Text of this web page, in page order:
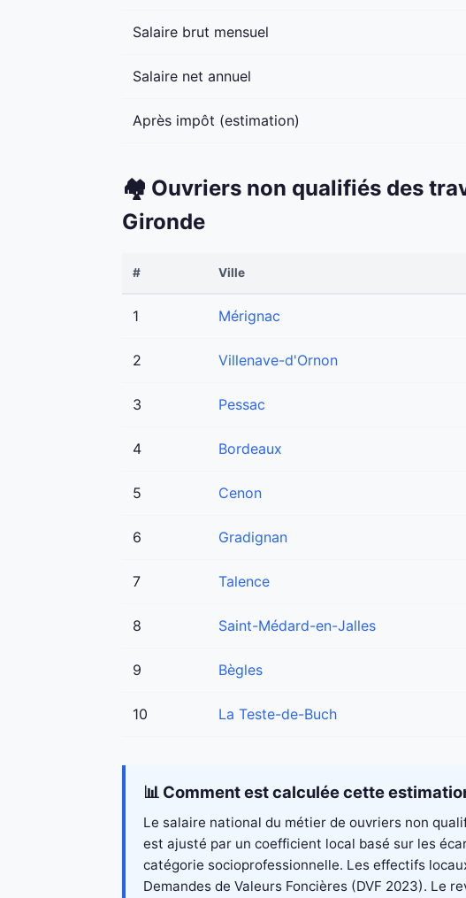
Salaire brut mensuel
Salaire net annuel
Après impôt (estimation)
🏘️ Ouvriers non qualifiés des
Gironde
# Ville
1 Mérignac
2 Villenave-d'Ornon
3 Pessac
4 Bordeaux
5 Cenon
6 Gradignan
7 Talence
8 Saint-Médard-en-Jalles
9 Bègles
10 La Teste-de-Buch
📊 Comment est calculée cette
Le salaire national du métier de ouvriers non
est ajusté par un coefficient local basé sur les
catégorie socioprofessionnelle. Les effectifs
Demandes de Valeurs Foncières (DVF 2023). Le